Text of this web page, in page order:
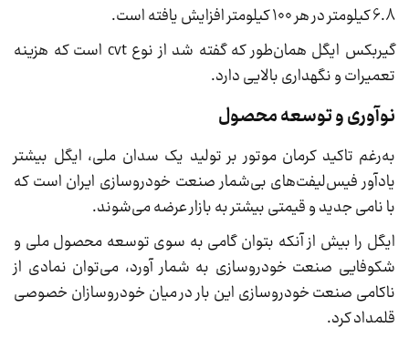
6.8 کیلومتر در هر 100 کیلومتر افزایش یافته است.
گیربکس ایگل همان‌طور که گفته شد از نوع cvt است که هزینه
تعمیرات و نگهداری بالایی دارد.
نوآوری و توسعه محصول
به‌رغم تاکید کرمان موتور بر تولید یک سدان ملی، ایگل بیشتر
یادآور فیس‌لیفت‌های بی‌شمار صنعت خودروسازی ایران است که
با نامی جدید و قیمتی بیشتر به بازار عرضه می‌شوند.
ایگل را بیش از آنکه بتوان گامی به سوی توسعه محصول ملی و
شکوفایی صنعت خودروسازی به شمار آورد، می‌توان نمادی از
ناکامی صنعت خودروسازی این بار در میان خودروسازان خصوصی
قلمداد کرد.